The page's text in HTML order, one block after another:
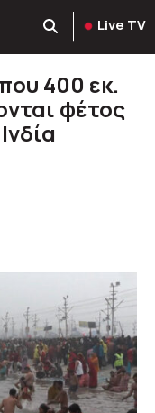
Live TV
400 εκ.
φέτος